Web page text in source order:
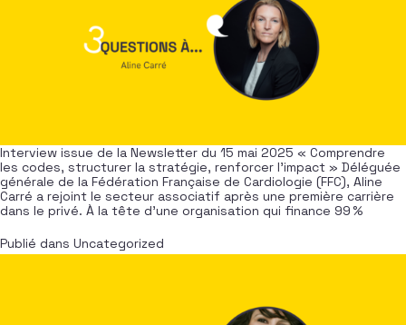
Interview issue de la Newsletter du 15 mai 2025 « Comprendre
les codes, structurer la stratégie, renforcer l’impact » Déléguée
générale de la Fédération Française de Cardiologie (FFC), Aline
Carré a rejoint le secteur associatif après une première carrière
dans le privé. À la tête d’une organisation qui finance 99 %
Publié dans Uncategorized